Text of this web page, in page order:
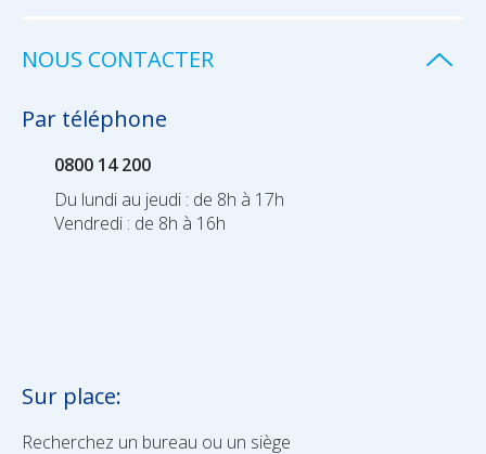
NOUS CONTACTER
Par téléphone
0800 14 200
Du lundi au jeudi : de 8h à 17h
Vendredi : de 8h à 16h
Sur place:
Recherchez un bureau ou un siège